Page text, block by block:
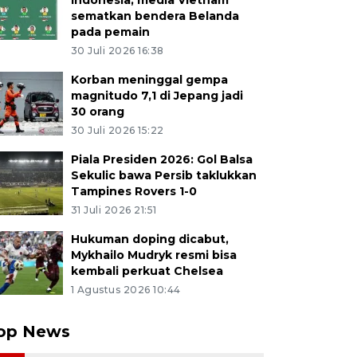
sematkan bendera Belanda
pada pemain
30 Juli 2026 16:38
Korban meninggal gempa
magnitudo 7,1 di Jepang jadi
30 orang
30 Juli 2026 15:22
Piala Presiden 2026: Gol Balsa
Sekulic bawa Persib taklukkan
Tampines Rovers 1-0
31 Juli 2026 21:51
Hukuman doping dicabut,
Mykhailo Mudryk resmi bisa
kembali perkuat Chelsea
1 Agustus 2026 10:44
News